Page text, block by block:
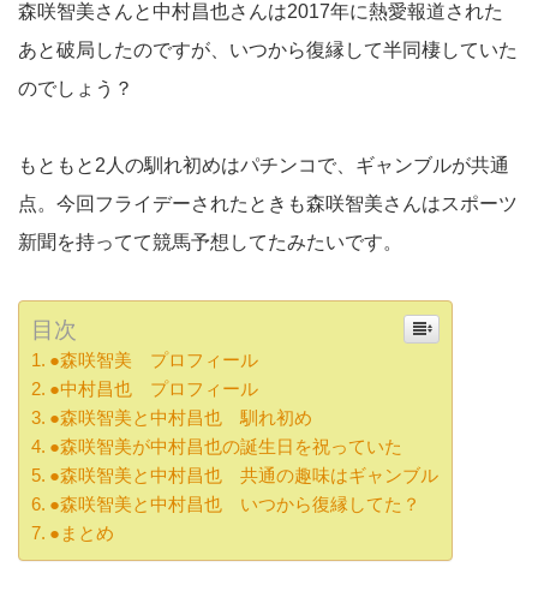
森咲智美さんと中村昌也さんは2017年に熱愛報道された
あと破局したのですが、いつから復縁して半同棲していた
のでしょう？
もともと2人の馴れ初めはパチンコで、ギャンブルが共通
点。今回フライデーされたときも森咲智美さんはスポーツ
新聞を持ってて競馬予想してたみたいです。
目次
●森咲智美 プロフィール
●中村昌也 プロフィール
●森咲智美と中村昌也 馴れ初め
●森咲智美が中村昌也の誕生日を祝っていた
●森咲智美と中村昌也 共通の趣味はギャンブル
●森咲智美と中村昌也 いつから復縁してた？
●まとめ